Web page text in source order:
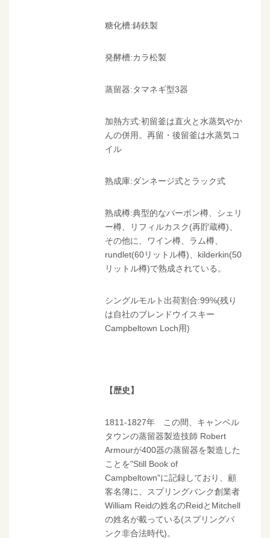
糖化槽:鋳鉄製
発酵槽:カラ松製
蒸留器:タマネギ型3器
加熱方式:初留釜は直火と水蒸気やか
んの併用。再留・後留釜は水蒸気コ
イル
熟成庫:ダンネージ式とラック式
熟成樽:典型的なバーボン樽、シェリ
ー樽、リフィルカスク(再貯蔵樽)、
その他に、ワイン樽、ラム樽、
rundlet(60リットル樽)、kilderkin(50
リットル樽)で熟成されている。
シングルモルト出荷割合:99%(残り
は自社のブレンドウイスキー
Campbeltown Loch用)
【歴史】
1811-1827年 この間、キャンベル
タウンの蒸留器製造技師 Robert
Armourが400器の蒸留器を製造した
ことを"Still Book of
Campbeltown"に記録しており、顧
客名簿に、スプリングバンク創業者
William Reidの姓名のReidとMitchell
の姓名が載っている(スプリングバ
ンク非合法時代)。